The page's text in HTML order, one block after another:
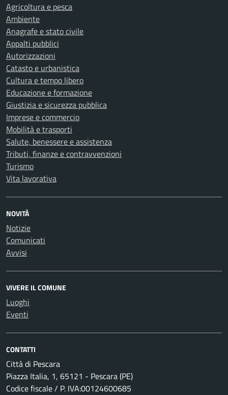
Agricoltura e pesca
Ambiente
Anagrafe e stato civile
Appalti pubblici
Autorizzazioni
Catasto e urbanistica
Cultura e tempo libero
Educazione e formazione
Giustizia e sicurezza pubblica
Imprese e commercio
Mobilità e trasporti
Salute, benessere e assistenza
Tributi, finanze e contravvenzioni
Turismo
Vita lavorativa
NOVITÀ
Notizie
Comunicati
Avvisi
VIVERE IL COMUNE
Luoghi
Eventi
CONTATTI
Città di Pescara
Piazza Italia, 1, 65121 - Pescara (PE)
Codice fiscale / P. IVA:00124600685